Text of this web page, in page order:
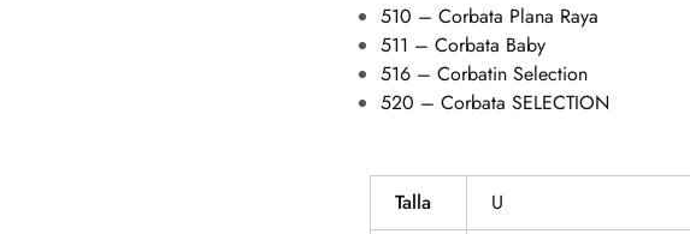
510 – Corbata Plana Raya
511 – Corbata Baby
516 – Corbatin Selection
520 – Corbata SELECTION
Talla U